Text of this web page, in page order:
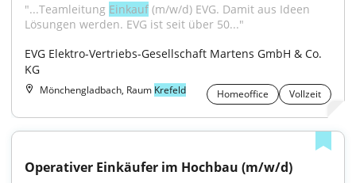
"...Teamleitung Einkauf (m/w/d) EVG. Damit aus Ideen
Lösungen werden. EVG ist seit über 50..."
EVG Elektro-Vertriebs-Gesellschaft Martens GmbH & Co.
KG
Mönchengladbach, Raum Krefeld Homeoffice Vollzeit
Operativer Einkäufer im Hochbau (m/w/d)